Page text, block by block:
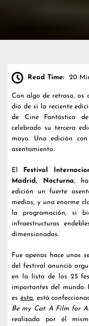
Read Time: 20
Con algo de retraso, os
dio de sí la reciente
de Cine Fantástico
celebrado su tercera
mayo. Una edición
asentamiento.
El Festival
Madrid, Nocturna, ha
edición un fuerte
medios, y una enorme
la programación, si
infraestructuras
dimensionadas.
Fue apenas hace unas
del festival anunció
en la lista de los 25
importantes del mundo.
es ésta, está
Be my Cat: A Film for
realizada por él